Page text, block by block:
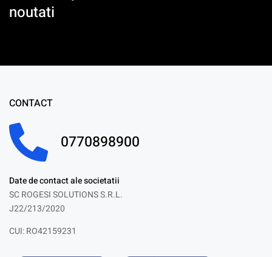
noutati
CONTACT
0770898900
Date de contact ale societatii
SC ROGESI SOLUTIONS S.R.L.
J22/213/2020
CUI: RO42159231